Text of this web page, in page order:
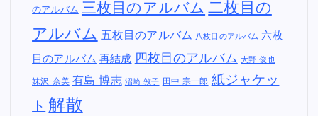
のアルバム 三枚目のアルバム 二枚目の
アルバム 五枚目のアルバム 八枚目のアルバム 六枚
目のアルバム 再結成 四枚目のアルバム 大野 俊也
妹沢 奈美 有島 博志 沼崎 敦子 田中 宗一郎 紙ジャケッ
ト 解散